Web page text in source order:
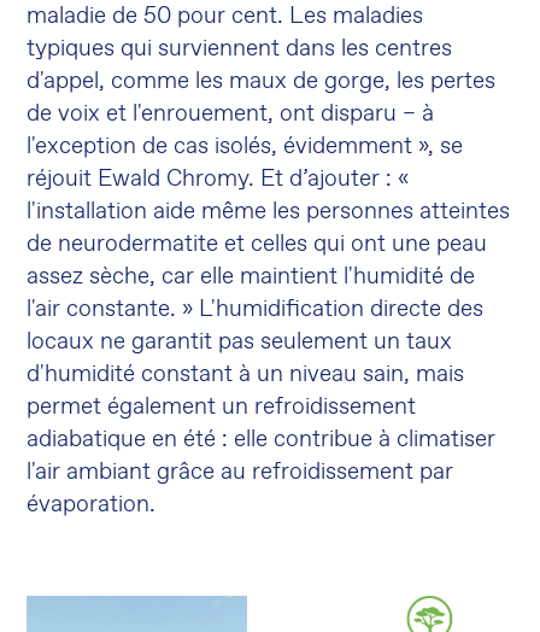
maladie de 50 pour cent. Les maladies
typiques qui surviennent dans les centres
d'appel, comme les maux de gorge, les pertes
de voix et l'enrouement, ont disparu – à
l'exception de cas isolés, évidemment », se
réjouit Ewald Chromy. Et d’ajouter : «
l'installation aide même les personnes atteintes
de neurodermatite et celles qui ont une peau
assez sèche, car elle maintient l'humidité de
l'air constante. » L'humidification directe des
locaux ne garantit pas seulement un taux
d'humidité constant à un niveau sain, mais
permet également un refroidissement
adiabatique en été : elle contribue à climatiser
l'air ambiant grâce au refroidissement par
évaporation.